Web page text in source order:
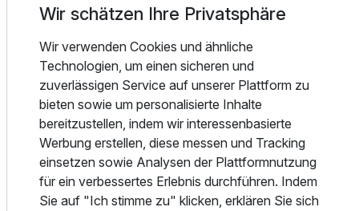
Erholung finden Sie im großzügigem Spa- und
Wellnesscenter mit beheiztem Innenpool, finnischer Sauna,
Dampfbad, Salzzimmer und Massageräumen. Entspannen
Sie Geist und Körper im wohlig warmen Wasser oder
genießen Sie die herrliche Natur auf der Sonnen- und
Schattenterrasse welche vom aromatisch duftenden
Kräutergarten umgeben ist.
Für das perfekt abgerundete Wohlbefinden sorgen die
schmackhaft und gesund zubereiteten Speisen im À-la-
carte-Restaurant. Neben traditioneller und internationaler
Wir schätzen Ihre Privatsphäre
Wir verwenden Cookies und ähnliche
Technologien, um einen sicheren und
zuverlässigen Service auf unserer Plattform zu
bieten sowie um personalisierte Inhalte
bereitzustellen, indem wir interessenbasierte
Werbung erstellen, diese messen und Tracking
einsetzen sowie Analysen der Plattformnutzung
für ein verbessertes Erlebnis durchführen. Indem
Sie auf "Ich stimme zu" klicken, erklären Sie sich